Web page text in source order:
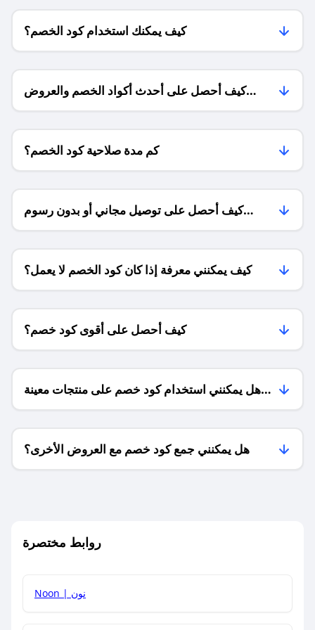
كيف يمكنك استخدام كود الخصم؟
كيف أحصل على أحدث أكواد الخصم والعروض
للمتاجر؟
كم مدة صلاحية كود الخصم؟
كيف أحصل على توصيل مجاني أو بدون رسوم
الشحن ؟
كيف يمكنني معرفة إذا كان كود الخصم لا يعمل؟
كيف أحصل على أقوى كود خصم؟
هل يمكنني استخدام كود خصم على منتجات معينة
فقط؟
هل يمكنني جمع كود خصم مع العروض الأخرى؟
روابط مختصرة
Noon | نون